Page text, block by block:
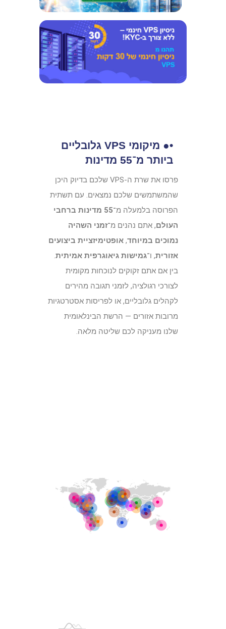
•● מיקומי VPS גלובליים
ביותר מ־55 מדינות
פרסו את שרת ה-VPS שלכם בדיוק היכן
שהמשתמשים שלכם נמצאים. עם תשתית
הפרוסה בלמעלה מ־
55 מדינות ברחבי
העולם, אתם נהנים מ־זמני השהיה
נמוכים במיוחד, אופטימיזציית ביצועים
אזורית, ו־גמישות גיאוגרפית אמיתית.
בין אם אתם זקוקים לנוכחות מקומית
לצורכי רגולציה, לזמני תגובה מהירים
לקהלים גלובליים, או לפריסות אסטרטגיות
מרובות אזורים — הרשת הבינלאומית
שלנו מעניקה לכם שליטה מלאה.